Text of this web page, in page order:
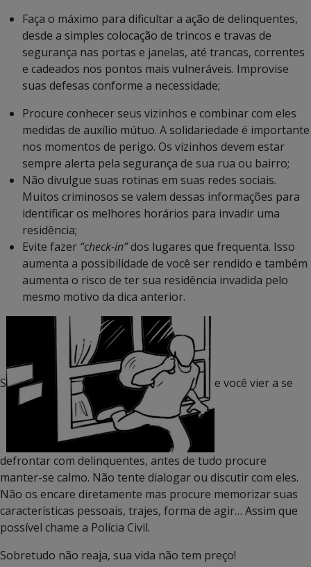
Faça o máximo para dificultar a ação de delinquentes,
desde a simples colocação de trincos e travas de
segurança nas portas e janelas, até trancas, correntes
e cadeados nos pontos mais vulneráveis. Improvise
suas defesas conforme a necessidade;
Procure conhecer seus vizinhos e combinar com eles
medidas de auxílio mútuo. A solidariedade é importante
nos momentos de perigo. Os vizinhos devem estar
sempre alerta pela segurança de sua rua ou bairro;
Não divulgue suas rotinas em suas redes sociais.
Muitos criminosos se valem dessas informações para
identificar os melhores horários para invadir uma
residência;
Evite fazer “check-in”dos lugares que frequenta. Isso
aumenta a possibilidade de você ser rendido e também
aumenta o risco de ter sua residência invadida pelo
mesmo motivo da dica anterior.
S e você vier a se
defrontar com delinquentes, antes de tudo procure
manter-se calmo. Não tente dialogar ou discutir com eles.
Não os encare diretamente mas procure memorizar suas
características pessoais, trajes, forma de agir… Assim que
possível chame a Polícia Civil.
Sobretudo não reaja, sua vida não tem preço!